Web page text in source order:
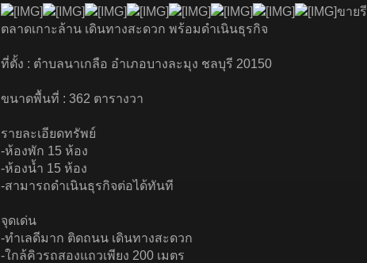
ขาย
ตลาดเกาะล้าน เดินทางสะดวก พร้อมดำเนินธุรกิจ
ที่ตั้ง : ตำบลนาเกลือ อำเภอบางละมุง ชลบุรี 20150
ขนาดพื้นที่ : 362 ตารางวา
รายละเอียดทรัพย์
-ห้องพัก 15 ห้อง
-ห้องน้ำ 15 ห้อง
-สามารถดำเนินธุรกิจต่อได้ทันที
จุดเด่น
-ทำเลดีมาก ติดถนน เดินทางสะดวก
-ใกล้คิวรถสองแถวเพียง 200 เมตร